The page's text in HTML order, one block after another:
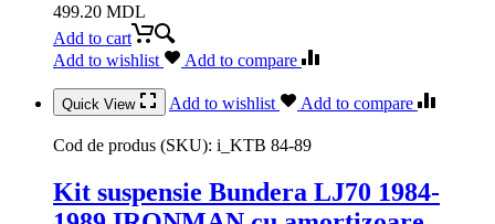
499.20 MDL
Add to cart
Add to wishlist
Add to compare
Quick View Add to wishlist Add to compare
Cod de produs (SKU): i_KTB 84-89
Kit suspensie Bundera LJ70 1984-